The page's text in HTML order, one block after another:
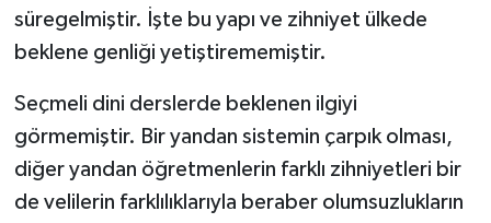
süregelmiştir. İşte bu yapı ve zihniyet ülkede
beklene genliği yetiştirememiştir.
Seçmeli dini derslerde beklenen ilgiyi
görmemiştir. Bir yandan sistemin çarpık olması,
diğer yandan öğretmenlerin farklı zihniyetleri bir
de velilerin farklılıklarıyla beraber olumsuzlukların